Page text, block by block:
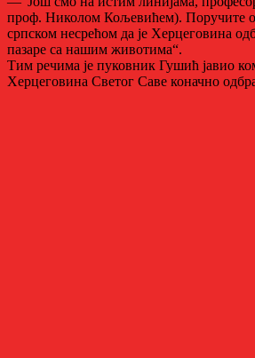
проф. Николом Кољевићем). Поручите
српском несрећом да је Херцеговина
пазаре са нашим животима“.
Tим речима је пуковник Гушић јавио
Херцеговина Светог Саве коначно